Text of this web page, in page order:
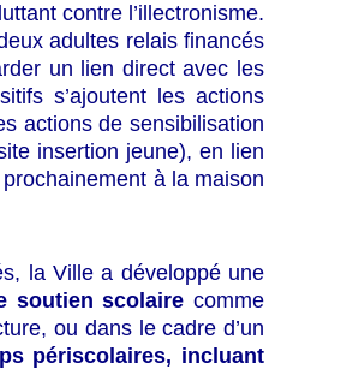
contre l’illectronisme.
adultes relais financés
un lien direct avec les
s’ajoutent les actions
actions de sensibilisation
insertion jeune), en lien
à la maison
la Ville a développé une
soutien scolaire comme
ou dans le cadre d’un
périscolaires, incluant